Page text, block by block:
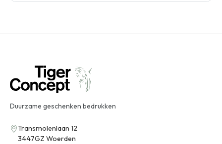
Duurzame geschenken bedrukken
Transmolenlaan 12
3447GZ Woerden